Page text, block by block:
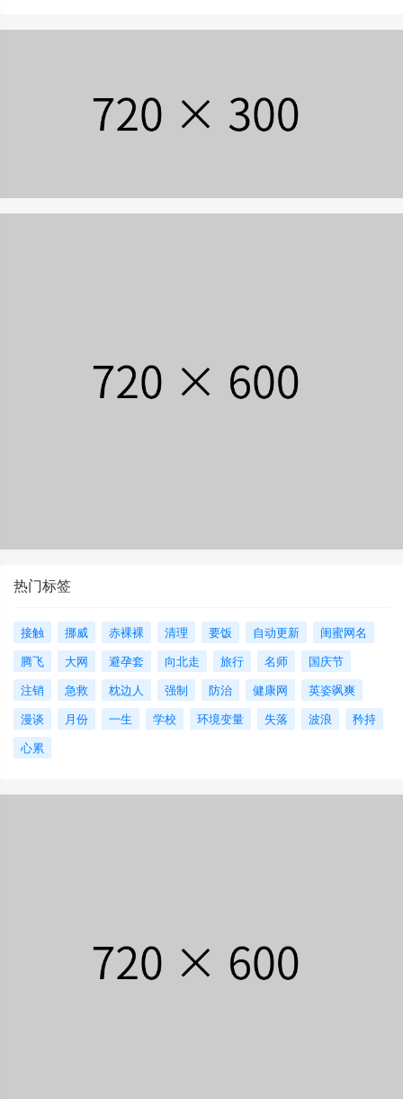
热门标签
接触 挪威 赤裸裸 清理 要饭 自动更新
闺蜜网名
腾飞
大网 避孕套 向北走 旅行 名师
国庆节
注销
急救 枕边人 强制 防治 健康网
英姿飒爽
漫谈
月份 一生 学校 环境变量 失落 波浪
矜持
心累